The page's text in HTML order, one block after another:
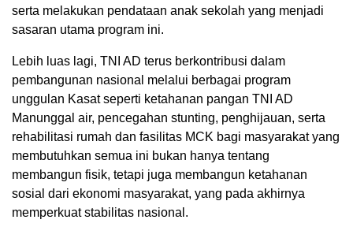
serta melakukan pendataan anak sekolah yang menjadi
sasaran utama program ini.
Lebih luas lagi, TNI AD terus berkontribusi dalam
pembangunan nasional melalui berbagai program
unggulan Kasat seperti ketahanan pangan TNI AD
Manunggal air, pencegahan stunting, penghijauan, serta
rehabilitasi rumah dan fasilitas MCK bagi masyarakat yang
membutuhkan semua ini bukan hanya tentang
membangun fisik, tetapi juga membangun ketahanan
sosial dari ekonomi masyarakat, yang pada akhirnya
memperkuat stabilitas nasional.